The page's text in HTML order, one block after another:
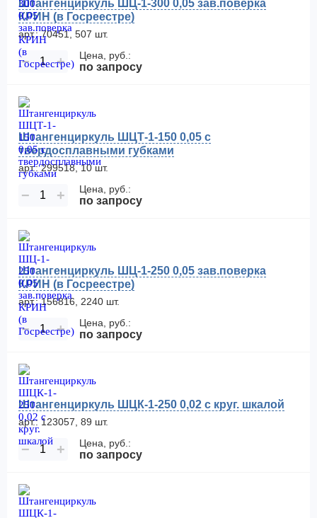
Штангенциркуль ШЦ-1-300 0,05 зав.поверка
КРИН (в Госреестре)
арт.: 70451, 507 шт.
− + Цена, руб.:
по запросу
Штангенциркуль ШЦТ-1-150 0,05 с
твердосплавными губками
арт.: 299518, 10 шт.
− + Цена, руб.:
по запросу
Штангенциркуль ШЦ-1-250 0,05 зав.поверка
КРИН (в Госреестре)
арт.: 156816, 2240 шт.
− + Цена, руб.:
по запросу
Штангенциркуль ШЦК-1-250 0,02 с круг. шкалой
арт.: 123057, 89 шт.
− + Цена, руб.:
по запросу